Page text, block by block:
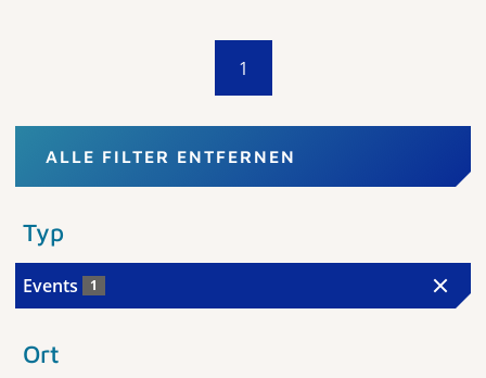
1
ALLE FILTER ENTFERNEN
Typ
Events 1
Ort